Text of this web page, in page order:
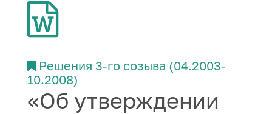
Решения 3-го созыва (04.2003-
10.2008)
«Об утверждении